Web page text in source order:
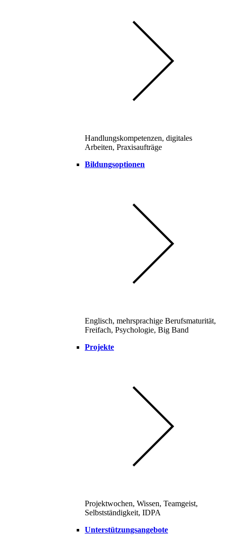
Handlungskompetenzen, digitales
Arbeiten, Praxisaufträge
Bildungsoptionen
Englisch, mehrsprachige Berufsmaturität,
Freifach, Psychologie, Big Band
Projekte
Projektwochen, Wissen, Teamgeist,
Selbstständigkeit, IDPA
Unterstützungsangebote